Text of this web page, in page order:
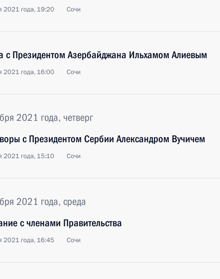
2021 года, 19:20 Сочи
с Президентом Азербайджана Ильхамом Алиевым
2021 года, 16:00 Сочи
2021 года, четверг
с Президентом Сербии Александром Вучичем
2021 года, 15:10 Сочи
2021 года, среда
с членами Правительства
2021 года, 16:45 Сочи